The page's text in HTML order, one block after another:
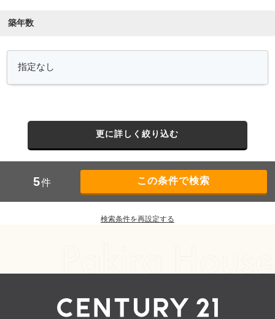
築年数
更に詳しく絞り込む
5件
検索条件を再設定する